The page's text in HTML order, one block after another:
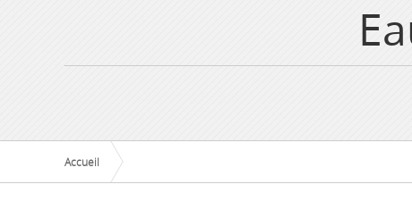
Accueil